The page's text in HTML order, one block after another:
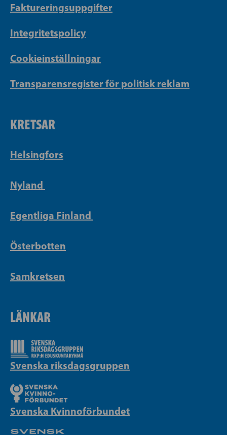
Faktureringsuppgifter
Integritetspolicy
Cookieinställningar
Transparensregister för politisk reklam
KRETSAR
Helsingfors
Nyland
Egentliga Finland
Österbotten
Samkretsen
LÄNKAR
Svenska riksdagsgruppen
Svenska Kvinnoförbundet